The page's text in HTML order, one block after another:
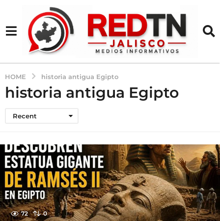
HOME historia antigua Egipto
historia antigua Egipto
Recent
72 0